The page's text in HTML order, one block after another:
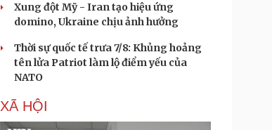
Xung đột Mỹ - Iran tạo hiệu ứng
domino, Ukraine chịu ảnh hưởng
Thời sự quốc tế trưa 7/8: Khủng hoảng
tên lửa Patriot làm lộ điểm yếu của
NATO
XÃ HỘI